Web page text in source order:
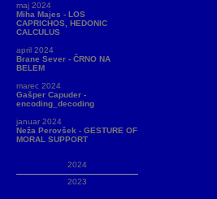
maj 2024
Miha Majes - LOS
CAPRICHOS, HEDONIC
CALCULUS
april 2024
Brane Sever - ČRNO NA
BELEM
marec 2024
Gašper Capuder -
encoding_decoding
januar 2024
Neža Perovšek - GESTURE OF
MORAL SUPPORT
2024
2023